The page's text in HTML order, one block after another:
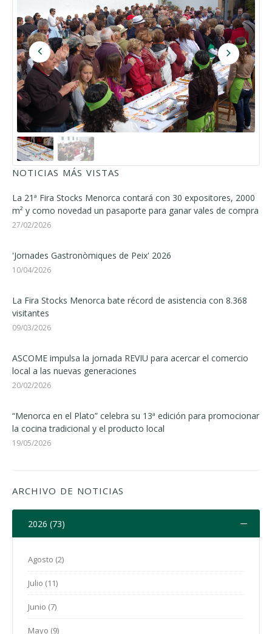
NOTICIAS MÁS VISTAS
La 21ª Fira Stocks Menorca contará con 30 expositores, 2000
m² y como novedad un pasaporte para ganar vales de compra
27/02/2026
'Jornades Gastronòmiques de Peix' 2026
10/04/2026
La Fira Stocks Menorca bate récord de asistencia con 8.368
visitantes
09/03/2026
ASCOME impulsa la jornada REVIU para acercar el comercio
local a las nuevas generaciones
20/02/2026
“Menorca en el Plato” celebra su 13ª edición para promocionar
la cocina tradicional y el producto local
19/05/2026
ARCHIVO DE NOTICIAS
2026 (73)
Agosto (2)
Julio (11)
Junio (7)
Mayo (9)